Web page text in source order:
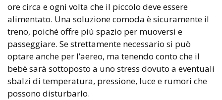
ore circa e ogni volta che il piccolo deve essere
alimentato. Una soluzione comoda è sicuramente il
treno, poiché offre più spazio per muoversi e
passeggiare. Se strettamente necessario si può
optare anche per l’aereo, ma tenendo conto che il
bebè sarà sottoposto a uno stress dovuto a eventuali
sbalzi di temperatura, pressione, luce e rumori che
possono disturbarlo.